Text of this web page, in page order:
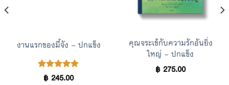
งานแรกของมี้จัง – ปกแข็ง
Rated5.00
฿245.00
คุณจระเข้กับความรักอันยิ่ง
ใหญ่ – ปกแข็ง
฿275.00